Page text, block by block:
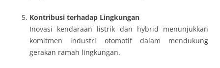
Kontribusi terhadap Lingkungan
Inovasi kendaraan listrik dan hybrid menunjukkan
komitmen industri otomotif dalam mendukung
gerakan ramah lingkungan.